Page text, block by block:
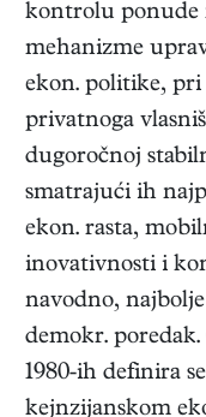
kontrolu ponude
mehanizme
ekon. politike, pri
privatnoga
dugoročnoj
smatrajući ih
ekon. rasta,
inovativnosti i
navodno,
demokr.
1980-ih definira
kejnzijanskom